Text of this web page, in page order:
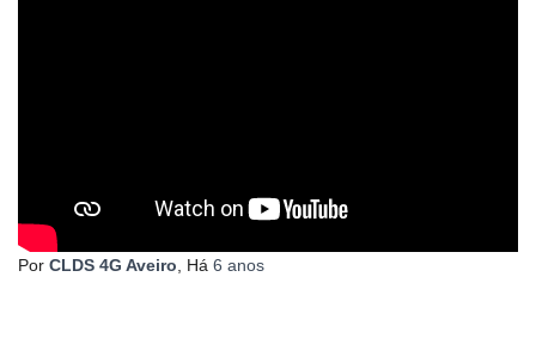
Por CLDS 4G Aveiro, Há 6 anos